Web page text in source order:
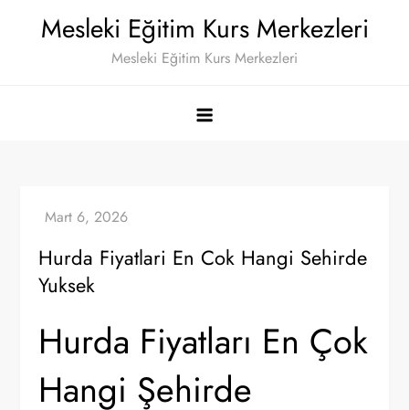
Mesleki Eğitim Kurs Merkezleri
Mesleki Eğitim Kurs Merkezleri
Hurda Fiyatlari En Cok Hangi Sehirde
Yuksek
Hurda Fiyatları En Çok
Hangi Şehirde